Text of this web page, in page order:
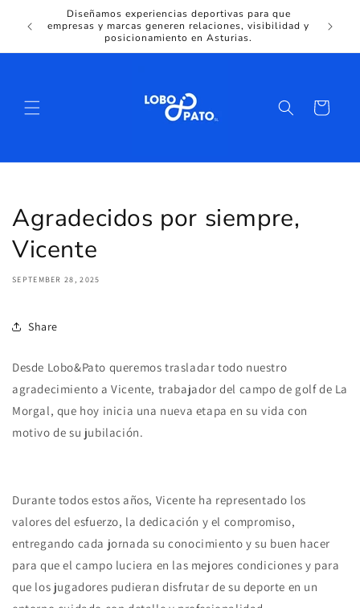
Diseñamos experiencias deportivas para que
empresas y marcas generen relaciones, visibilidad y
posicionamiento en Asturias.
Cart
Agradecidos por siempre,
Vicente
SEPTEMBER 28, 2025
Share
Desde Lobo&Pato queremos trasladar todo nuestro
agradecimiento a Vicente, trabajador del campo de golf de La
Morgal, que hoy inicia una nueva etapa en su vida con
motivo de su jubilación.
Durante todos estos años, Vicente ha representado los
valores del esfuerzo, la dedicación y el compromiso,
entregando cada jornada su conocimiento y su buen hacer
para que el campo luciera en las mejores condiciones y para
que los jugadores pudieran disfrutar de su deporte en un